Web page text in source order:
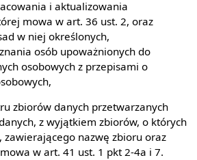
i aktualizowania
mowa w art. 36 ust. 2, oraz
w niej określonych,
osób upoważnionych do
osobowych z przepisami o
zbiorów danych przetwarzanych
z wyjątkiem zbiorów, o których
zawierającego nazwę zbioru oraz
w art. 41 ust. 1 pkt 2-4a i 7.